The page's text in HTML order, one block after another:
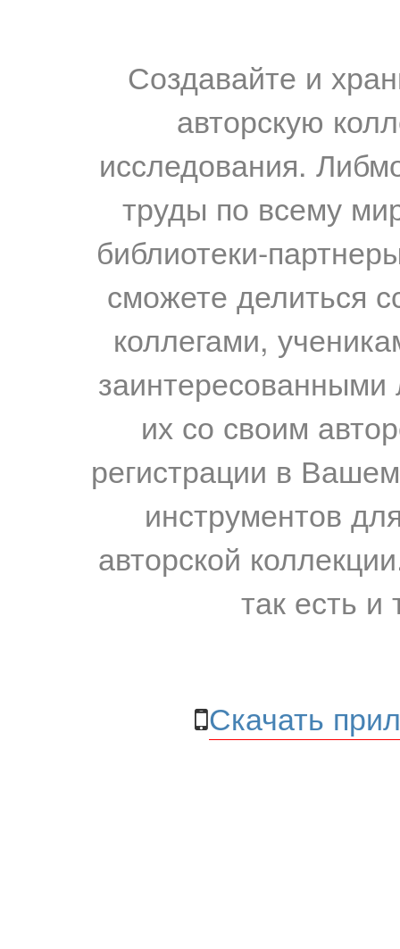
Создавайте и
авторскую
исследования.
труды по всему
библиотеки-
сможете делиться
коллегами,
их со своим
регистрации в
инструментов
авторской
так есть и
Скачать